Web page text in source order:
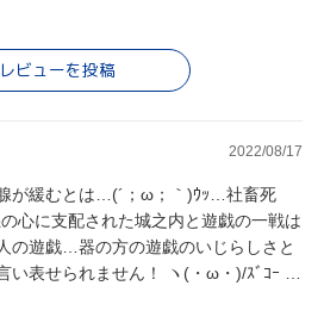
レビューを投稿
2022/08/17
が緩むとは…(´；ω；｀)ｳｯ…社畜死
の遊戯…器の方の遊戯のいじらしさと
ません！ ヽ(・ω・)/ｽﾞｺｰ こ